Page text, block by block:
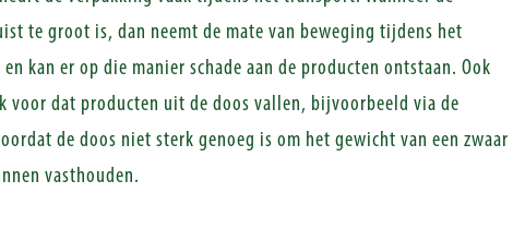
te groot is, dan neemt de mate van beweging tijdens het
kan er op die manier schade aan de producten ontstaan. Ook
voor dat producten uit de doos vallen, bijvoorbeeld via de
de doos niet sterk genoeg is om het gewicht van een zwaar
vasthouden.